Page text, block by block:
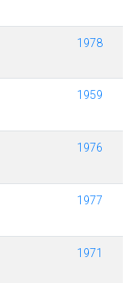
1978
1959
1976
1977
1971